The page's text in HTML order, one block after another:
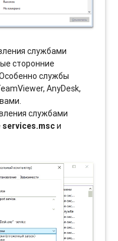
службами
сторонние
службы
AnyDesk,
службами
services.mscи